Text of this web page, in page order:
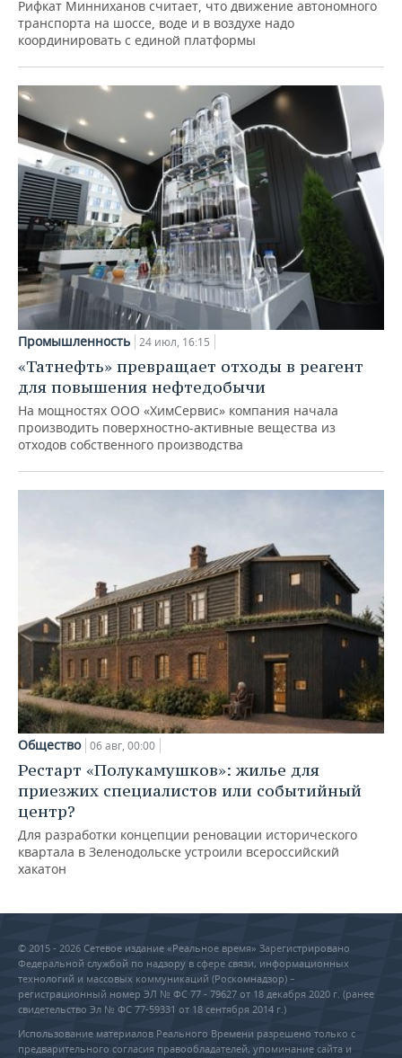
Рифкат Минниханов считает, что движение автономного
транспорта на шоссе, воде и в воздухе надо
координировать с единой платформы
Промышленность 24 июл, 16:15
«Татнефть» превращает отходы в реагент
для повышения нефтедобычи
На мощностях ООО «ХимСервис» компания начала
производить поверхностно-активные вещества из
отходов собственного производства
Общество 06 авг, 00:00
Рестарт «Полукамушков»: жилье для
приезжих специалистов или событийный
центр?
Для разработки концепции реновации исторического
квартала в Зеленодольске устроили всероссийский
хакатон
© 2015 - 2026 Сетевое издание «Реальное время» Зарегистрировано
Федеральной службой по надзору в сфере связи, информационных
технологий и массовых коммуникаций (Роскомнадзор) –
регистрационный номер ЭЛ № ФС 77 - 79627 от 18 декабря 2020 г. (ранее
свидетельство Эл № ФС 77-59331 от 18 сентября 2014 г.)
Использование материалов Реального Времени разрешено только с
предварительного согласия правообладателей, упоминание сайта и